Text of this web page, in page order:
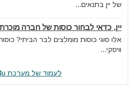
של יין בתנאים...
יין, כדאי לבחור כוסות של חברה מוכרת
אלו סוגי כוסות מומלצים לבר הביתי?
וויסקי...
לעמוד של מערכת tips4u